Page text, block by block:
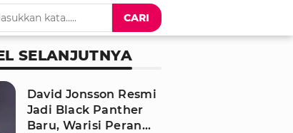
CARI
SELANJUTNYA
David Jonsson Resmi
Jadi Black Panther
Baru, Warisi Peran